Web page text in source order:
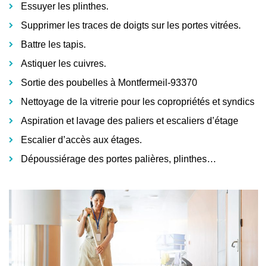
Essuyer les plinthes.
Supprimer les traces de doigts sur les portes vitrées.
Battre les tapis.
Astiquer les cuivres.
Sortie des poubelles à Montfermeil-93370
Nettoyage de la vitrerie pour les copropriétés et syndics
Aspiration et lavage des paliers et escaliers d’étage
Escalier d’accès aux étages.
Dépoussiérage des portes palières, plinthes…